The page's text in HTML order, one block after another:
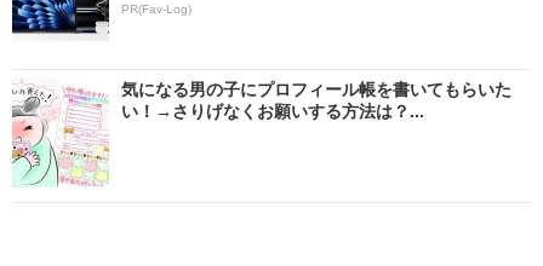
PR(Fav-Log)
気になる男の子にプロフィール帳を書いてもらいた
い！→さりげなくお願いする方法は？...